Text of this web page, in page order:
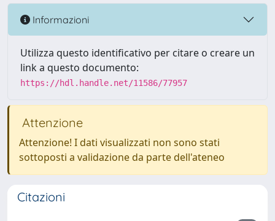
Informazioni
Utilizza questo identificativo per citare o creare un
link a questo documento:
https://hdl.handle.net/11586/77957
Attenzione
Attenzione! I dati visualizzati non sono stati
sottoposti a validazione da parte dell'ateneo
Citazioni